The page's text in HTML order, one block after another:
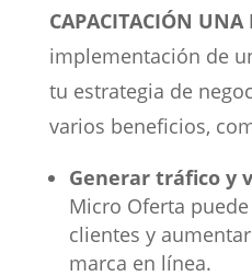
CAPACITACIÓN UNA
implementación de
tu estrategia de
varios beneficios,
Generar tráfico y
Micro Oferta
clientes y
marca en línea.